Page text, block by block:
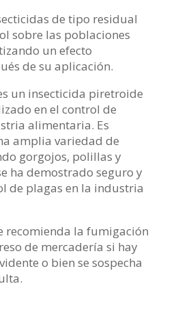
de tipo residual
sobre las poblaciones
un efecto
de su aplicación.
un insecticida piretroide
en el control de
alimentaria. Es
amplia variedad de
gorgojos, polillas y
ha demostrado seguro y
de plagas en la industria
recomienda la fumigación
de mercadería si hay
o bien se sospecha